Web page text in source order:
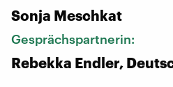
Sonja Meschkat
Gesprächspartnerin:
Rebekka Endler,